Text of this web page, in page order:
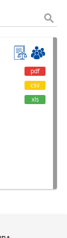
pdf
csv
xls